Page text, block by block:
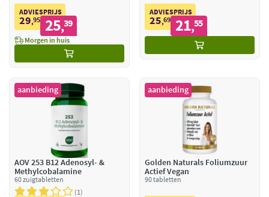
ADVIESPRIJS
29,95 25,39
Morgen in huis
ADVIESPRIJS
25,69 21,55
aanbieding
AOV 253 B12 Adenosyl- &
Methylcobalamine
60 zuigtabletten
1
aanbieding
Golden Naturals Foliumzuur
Actief Vegan
90 tabletten